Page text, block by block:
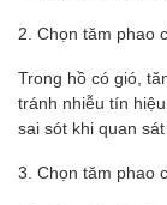
2. Chọn tăm phao
Trong hồ có gió,
tránh nhiễu tín
sai sót khi quan
3. Chọn tăm phao